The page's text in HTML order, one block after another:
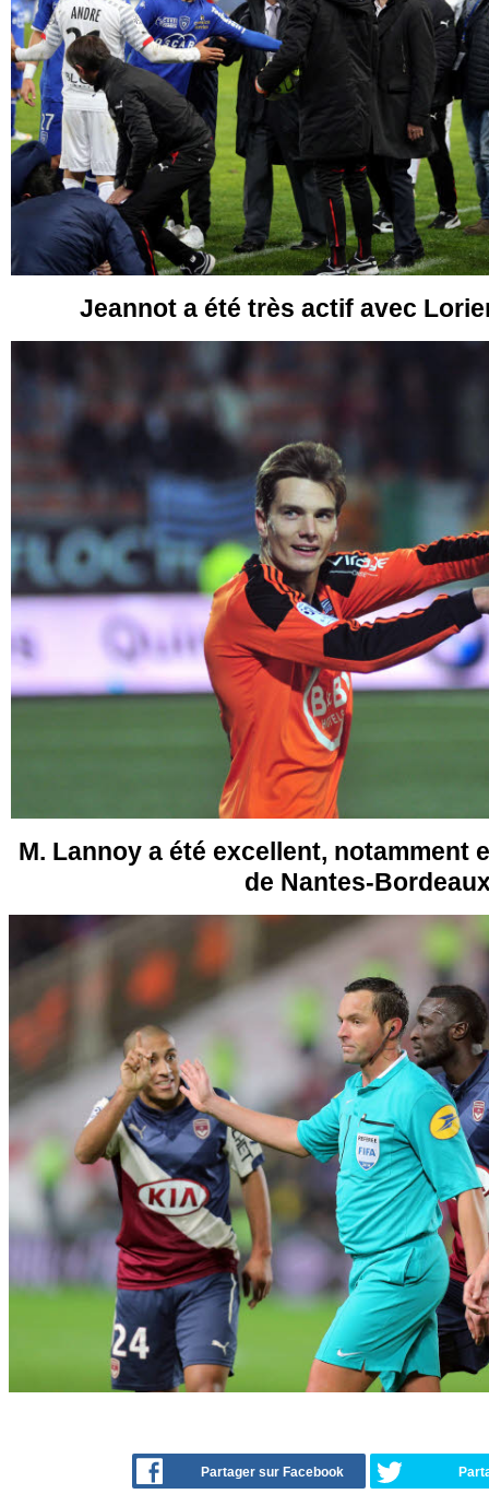
Jeannot a été très actif avec
M. Lannoy a été excellent, notamment
de Nantes-
Partager sur Facebook